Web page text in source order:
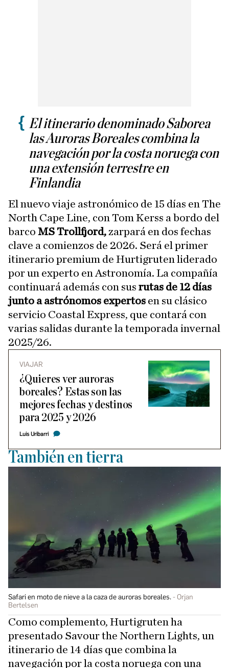
El itinerario denominado Saborea
las Auroras Boreales combina la
navegación por la costa noruega con
una extensión terrestre en
Finlandia
El nuevo viaje astronómico de 15 días en The
North Cape Line, con Tom Kerss a bordo del
barco MS Trollfjord, zarpará en dos fechas
clave a comienzos de 2026. Será el primer
itinerario premium de Hurtigruten liderado
por un experto en Astronomía. La compañía
continuará además con sus rutas de 12 días
junto a astrónomos expertos en su clásico
servicio Coastal Express, que contará con
varias salidas durante la temporada invernal
2025/26.
VIAJAR
¿Quieres ver auroras
boreales? Estas son las
mejores fechas y destinos
para 2025 y 2026
Luis Uribarri
También en tierra
Safari en moto de nieve a la caza de auroras boreales.
Orjan
Bertelsen
Como complemento, Hurtigruten ha
presentado Savour the Northern Lights, un
itinerario de 14 días que combina la
navegación por la costa noruega con una